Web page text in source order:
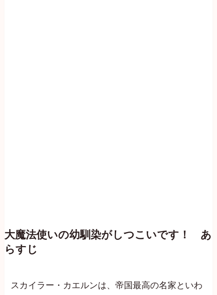
大魔法使いの幼馴染がしつこいです！ あ
らすじ
スカイラー・カエルンは、帝国最高の名家といわ